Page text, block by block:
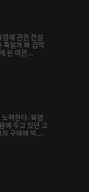
에 관한 전설
죽일까 봐 겁먹
된 여관...
력한다. 육염
에 두고 있던 고
구애에 박...